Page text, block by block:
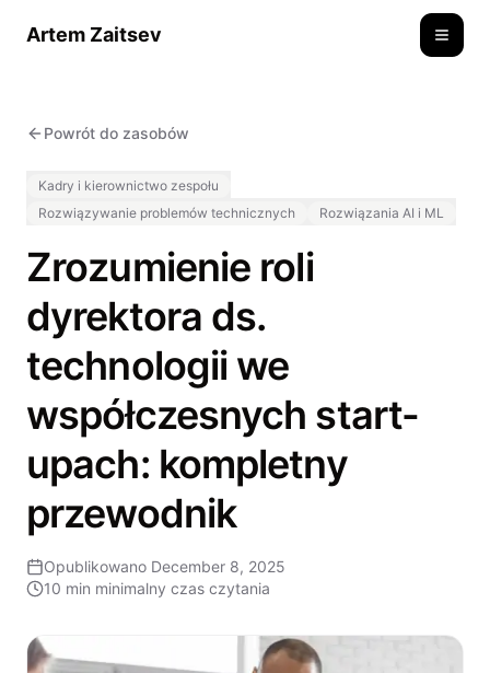
Artem Zaitsev
Powrót do zasobów
Kadry i kierownictwo zespołu
Rozwiązywanie problemów technicznych
Rozwiązania AI i ML
Zrozumienie roli
dyrektora ds.
technologii we
współczesnych start-
upach: kompletny
przewodnik
Opublikowano December 8, 2025
10 min minimalny czas czytania